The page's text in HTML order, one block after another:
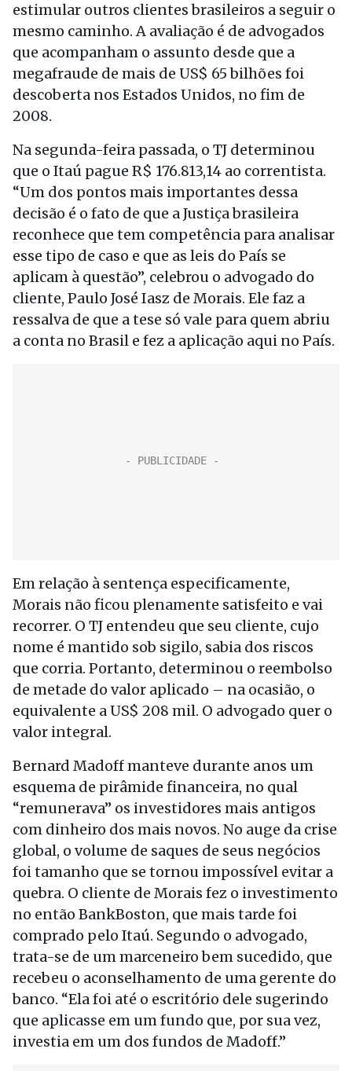
estimular outros clientes brasileiros a seguir o
mesmo caminho. A avaliação é de advogados
que acompanham o assunto desde que a
megafraude de mais de US$ 65 bilhões foi
descoberta nos Estados Unidos, no fim de
2008.
Na segunda-feira passada, o TJ determinou
que o Itaú pague R$ 176.813,14 ao correntista.
“Um dos pontos mais importantes dessa
decisão é o fato de que a Justiça brasileira
reconhece que tem competência para analisar
esse tipo de caso e que as leis do País se
aplicam à questão”, celebrou o advogado do
cliente, Paulo José Iasz de Morais. Ele faz a
ressalva de que a tese só vale para quem abriu
a conta no Brasil e fez a aplicação aqui no País.
Em relação à sentença especificamente,
Morais não ficou plenamente satisfeito e vai
recorrer. O TJ entendeu que seu cliente, cujo
nome é mantido sob sigilo, sabia dos riscos
que corria. Portanto, determinou o reembolso
de metade do valor aplicado – na ocasião, o
equivalente a US$ 208 mil. O advogado quer o
valor integral.
Bernard Madoff manteve durante anos um
esquema de pirâmide financeira, no qual
“remunerava” os investidores mais antigos
com dinheiro dos mais novos. No auge da crise
global, o volume de saques de seus negócios
foi tamanho que se tornou impossível evitar a
quebra. O cliente de Morais fez o investimento
no então BankBoston, que mais tarde foi
comprado pelo Itaú. Segundo o advogado,
trata-se de um marceneiro bem sucedido, que
recebeu o aconselhamento de uma gerente do
banco. “Ela foi até o escritório dele sugerindo
que aplicasse em um fundo que, por sua vez,
investia em um dos fundos de Madoff.”